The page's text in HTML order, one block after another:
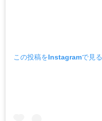
この投稿をInstagramで見る